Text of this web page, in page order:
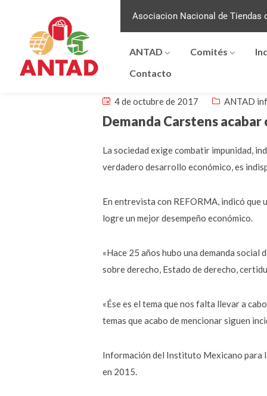
Asociacion Nacional de Tiendas
ANTAD Comités
Contacto
4 de octubre de 2017 ANTAD
Demanda Carstens
La sociedad exige combatir impunidad,
verdadero desarrollo económico, es
En entrevista con REFORMA, indicó que
logre un mejor desempeño económico.
«Hace 25 años hubo una demanda social
sobre derecho, Estado de derecho,
«Ése es el tema que nos falta llevar a
temas que acabo de mencionar siguen
Información del Instituto Mexicano para
en 2015.